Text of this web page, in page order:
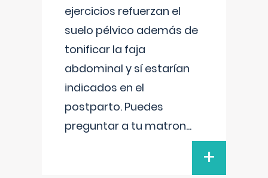
ejercicios refuerzan el
suelo pélvico además de
tonificar la faja
abdominal y sí estarían
indicados en el
postparto. Puedes
preguntar a tu matron...
+